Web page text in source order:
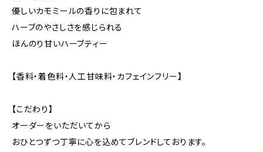
優しいカモミールの香りに包まれて
ハーブのやさしさを感じられる
ほんのり甘いハーブティー
【香料・着色料・人工甘味料・カフェインフリー】
【こだわり】
オーダーをいただいてから
おひとつずつ丁寧に心を込めてブレンドしております。